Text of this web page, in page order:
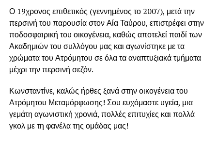
Ο 19χρονος επιθετικός (γεννημένος το 2007), μετά την
περσινή του παρουσία στον Αία Ταύρου, επιστρέφει στην
ποδοσφαιρική του οικογένεια, καθώς αποτελεί παιδί των
Ακαδημιών του συλλόγου μας και αγωνίστηκε με τα
χρώματα του Ατρόμητου σε όλα τα αναπτυξιακά τμήματα
μέχρι την περσινή σεζόν.
Κωνσταντίνε, καλώς ήρθες ξανά στην οικογένεια του
Ατρόμητου Μεταμόρφωσης! Σου ευχόμαστε υγεία, μια
γεμάτη αγωνιστική χρονιά, πολλές επιτυχίες και πολλά
γκολ με τη φανέλα της ομάδας μας!